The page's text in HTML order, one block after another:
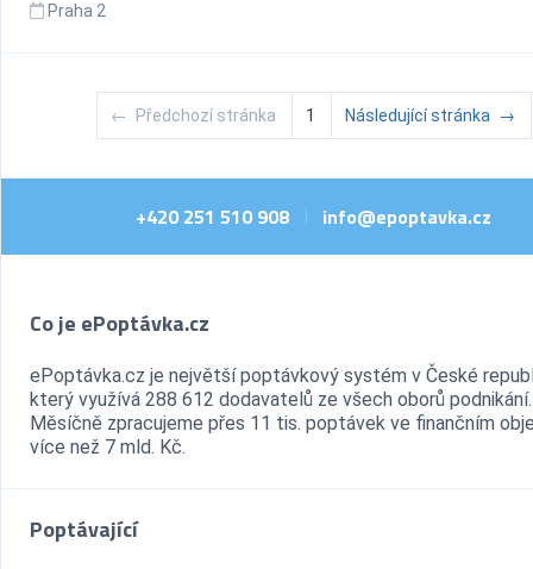
Praha 2
← Předchozí stránka 1 Následující stránka →
+420 251 510 908 | info@epoptavka.cz
Co je ePoptávka.cz
ePoptávka.cz je největší poptávkový systém v České
který využívá 288 612 dodavatelů ze všech oborů podnikání.
Měsíčně zpracujeme přes 11 tis. poptávek ve finančním
více než 7 mld. Kč.
Poptávající